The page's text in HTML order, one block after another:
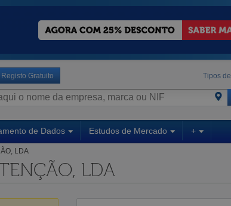
Registo Gratuito Tipos
de Dados Estudos de Mercado +
LDA
LDA